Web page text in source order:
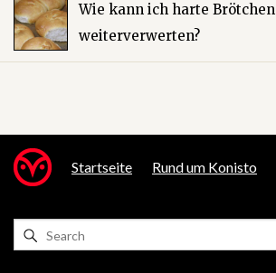
Wie kann ich harte Brötchen
weiterverwerten?
Startseite Rund um Konisto